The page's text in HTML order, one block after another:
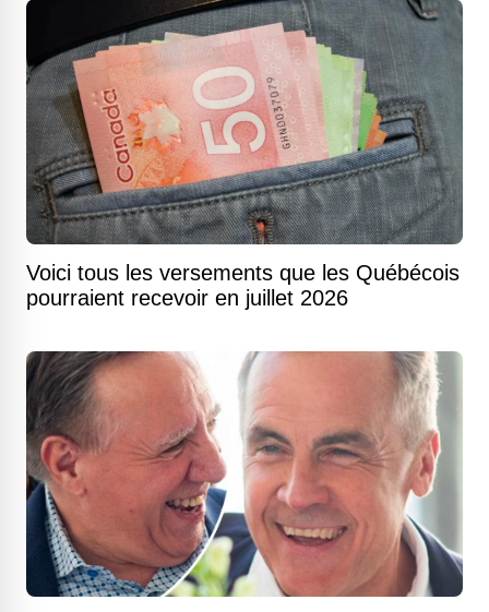
Voici tous les versements que les Québécois
pourraient recevoir en juillet 2026